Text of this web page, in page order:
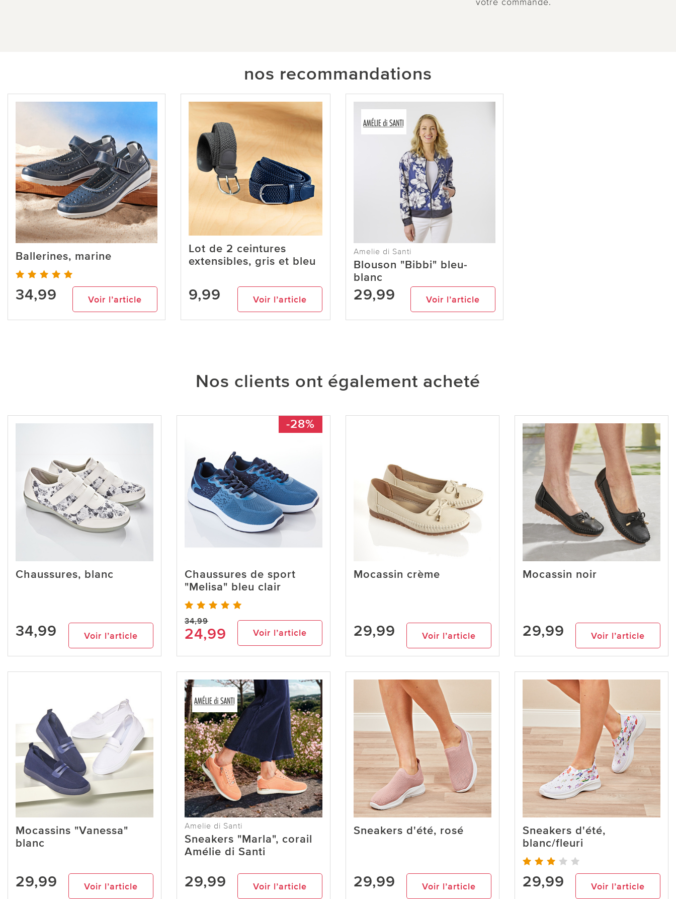
nos recommandations
Ballerines, marine
34,99 Voir l’article
Lot de 2 ceintures
extensibles, gris et bleu
9,99 Voir l’article
Amelie di Santi
Blouson "Bibbi" bleu-
blanc
29,99 Voir l’article
Nos clients ont également acheté
Chaussures, blanc
34,99 Voir l’article
-28%
Chaussures de sport
"Melisa" bleu clair
34,99
24,99 Voir l’article
Mocassin crème
29,99 Voir l’article
Mocassin noir
29,99 Voir l’article
Mocassins "Vanessa"
blanc
29,99 Voir l’article
Amelie di Santi
Sneakers "Marla", corail
Amélie di Santi
29,99 Voir l’article
Sneakers d'été, rosé
29,99 Voir l’article
Sneakers d'été,
blanc/fleuri
29,99 Voir l’article